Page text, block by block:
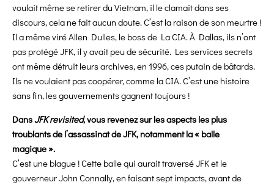
voulait même se retirer du Vietnam, il le clamait dans ses
discours, cela ne fait aucun doute. C’est la raison de son meurtre !
Il a même viré Allen Dulles, le boss de La CIA. À Dallas, ils n’ont
pas protégé JFK, il y avait peu de sécurité. Les services secrets
ont même détruit leurs archives, en 1996, ces putain de bâtards.
Ils ne voulaient pas coopérer, comme la CIA. C’est une histoire
sans fin, les gouvernements gagnent toujours !
DansJFK revisited, vous revenez sur les aspects les plus
troublants de l’assassinat de JFK, notamment la « balle
magique ».
C’est une blague ! Cette balle qui aurait traversé JFK et le
gouverneur John Connally, en faisant sept impacts, avant de